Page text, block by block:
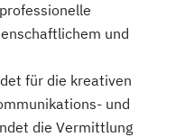
und
für die kreativen
und
die Vermittlung